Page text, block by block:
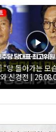
당 돌아가는 모
신경전 |
위원 후보 제주